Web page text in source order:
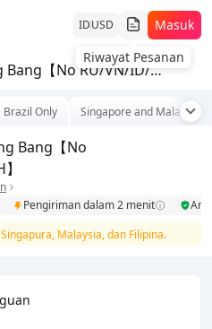
IDUSD
Riwayat Pesanan
Masuk
Mobile Legends: Bang Bang【No RU/VN/ID/SG/MY/PH】
Brazil Only Singapore and Malaysia
Bang【No
Pengiriman dalam 2 menit
Malaysia, dan Filipina.